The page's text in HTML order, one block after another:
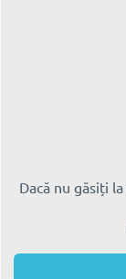
Dacă nu găsiți